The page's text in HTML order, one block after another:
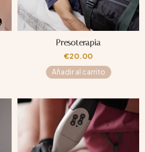
Presoterapia
€20.00
Añadir al carrito